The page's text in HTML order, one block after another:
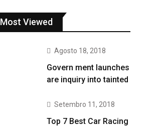
Most Viewed
Agosto 18, 2018
Govern ment launches
are inquiry into tainted
Setembro 11, 2018
Top 7 Best Car Racing